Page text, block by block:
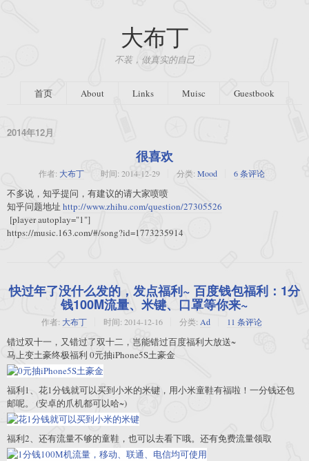
大布丁
不装，做真实的自己
首页 About Links Muisc Guestbook
2014年12月
很喜欢
作者: 大布丁 时间: 2014-12-29 分类: Mood 6 条评论
不多说，知乎提问，有建议的请大家喷喷
知乎问题地址 http://www.zhihu.com/question/27305526
[player autoplay="1"]
https://music.163.com/#/song?id=1773235914
快过年了没什么发的，发点福利~ 百度钱包福利：1分
钱100M流量、米键、口罩等你来~
作者: 大布丁 时间: 2014-12-16 分类: Ad 11 条评论
错过双十一，又错过了双十二，岂能错过百度福利大放送~
马上变土豪终极福利 0元抽iPhone5S土豪金
福利1、花1分钱就可以买到小米的米键，用小米童鞋有福啦！一分钱还包
邮呢。 (安卓的爪机都可以哈~)
福利2、还有流量不够的童鞋，也可以去看下哦。还有免费流量领取